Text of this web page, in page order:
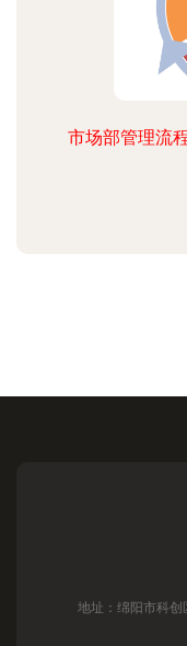
市场部管理流
地址：绵阳市科